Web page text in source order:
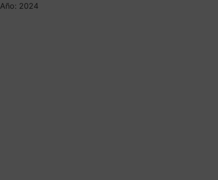
Año: 2024